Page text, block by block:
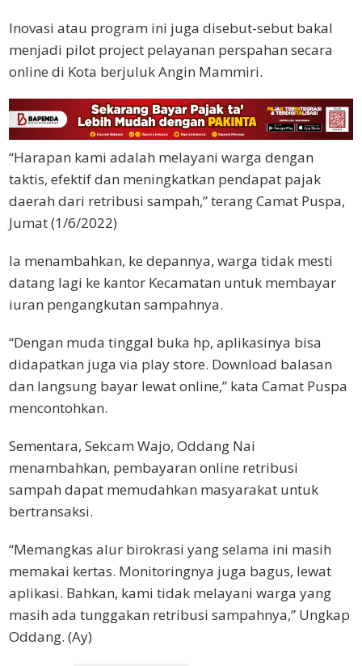
Inovasi atau program ini juga disebut-sebut bakal
menjadi pilot project pelayanan perspahan secara
online di Kota berjuluk Angin Mammiri.
“Harapan kami adalah melayani warga dengan
taktis, efektif dan meningkatkan pendapat pajak
daerah dari retribusi sampah,” terang Camat Puspa,
Jumat (1/6/2022)
Ia menambahkan, ke depannya, warga tidak mesti
datang lagi ke kantor Kecamatan untuk membayar
iuran pengangkutan sampahnya.
“Dengan muda tinggal buka hp, aplikasinya bisa
didapatkan juga via play store. Download balasan
dan langsung bayar lewat online,” kata Camat Puspa
mencontohkan.
Sementara, Sekcam Wajo, Oddang Nai
menambahkan, pembayaran online retribusi
sampah dapat memudahkan masyarakat untuk
bertransaksi.
“Memangkas alur birokrasi yang selama ini masih
memakai kertas. Monitoringnya juga bagus, lewat
aplikasi. Bahkan, kami tidak melayani warga yang
masih ada tunggakan retribusi sampahnya,” Ungkap
Oddang. (Ay)